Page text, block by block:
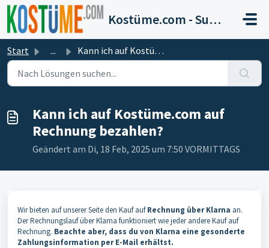
Zum hauptsächlichen Inhalt gehen
Kostüme.com - Support
Start ... Kann ich auf Kostüme.com auf Rechnung bezahlen?
Kann ich auf Kostüme.com auf
Rechnung bezahlen?
Geändert am Di, 18 Feb, 2025 um 7:50 VORMITTAGS
Wir bieten auf unserer Seite den Kauf aufRechnung über Klarna an.
Der Rechnungslauf über Klarna funktioniert wie jeder andere Kauf auf
Rechnung. Beachte aber, dass du von Klarna eine gesonderte
Zahlungsinformation per E-Mail erhältst.